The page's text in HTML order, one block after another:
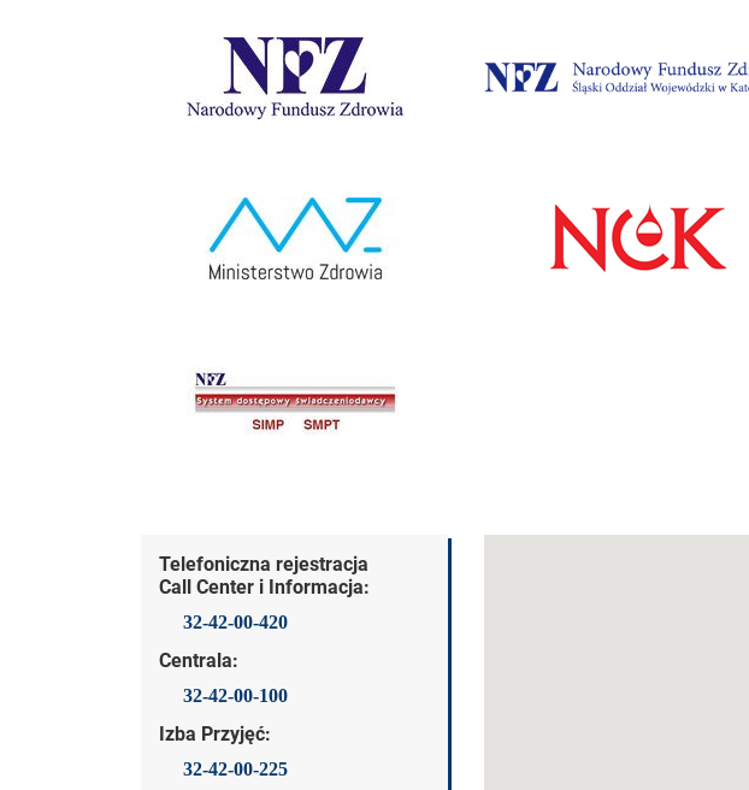
Dane kontaktowe
Telefoniczna rejestracja
Call Center i Informacja:
32-42-00-420
Centrala:
32-42-00-100
Izba Przyjęć:
32-42-00-225